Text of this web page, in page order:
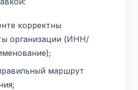
корректны
организации (ИНН/
маршрут